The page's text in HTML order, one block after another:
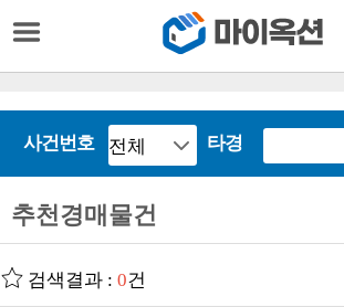
사건번호 타경
추천경매물건
검색결과 : 0건